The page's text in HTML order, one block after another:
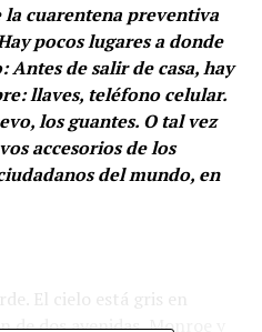
la cuarentena preventiva
pocos lugares a donde
Antes de salir de casa, hay
llaves, teléfono celular.
los guantes. O tal vez
accesorios de los
del mundo, en
El cielo está gris en
de dos avenidas, Monroe y